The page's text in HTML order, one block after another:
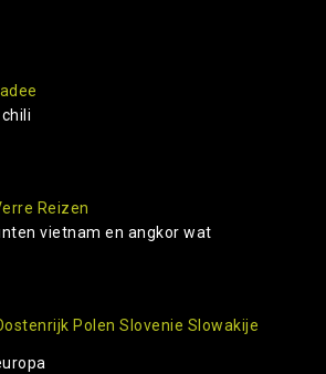
Reizen
vietnam en angkor wat
Polen Slovenie Slowakije